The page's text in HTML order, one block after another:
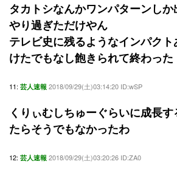
タカトシなんかワンパターンし
やり過ぎただけやん
テレビ史に残るようなインパク
けたでもなし飽きられて終わった
11: 芸人速報 2018/09/29(土)03:14:20 ID:wSP
くりぃむしちゅーぐらいに成長
たらそうでもなかったわ
12: 芸人速報 2018/09/29(土)03:20:26 ID:ZA0